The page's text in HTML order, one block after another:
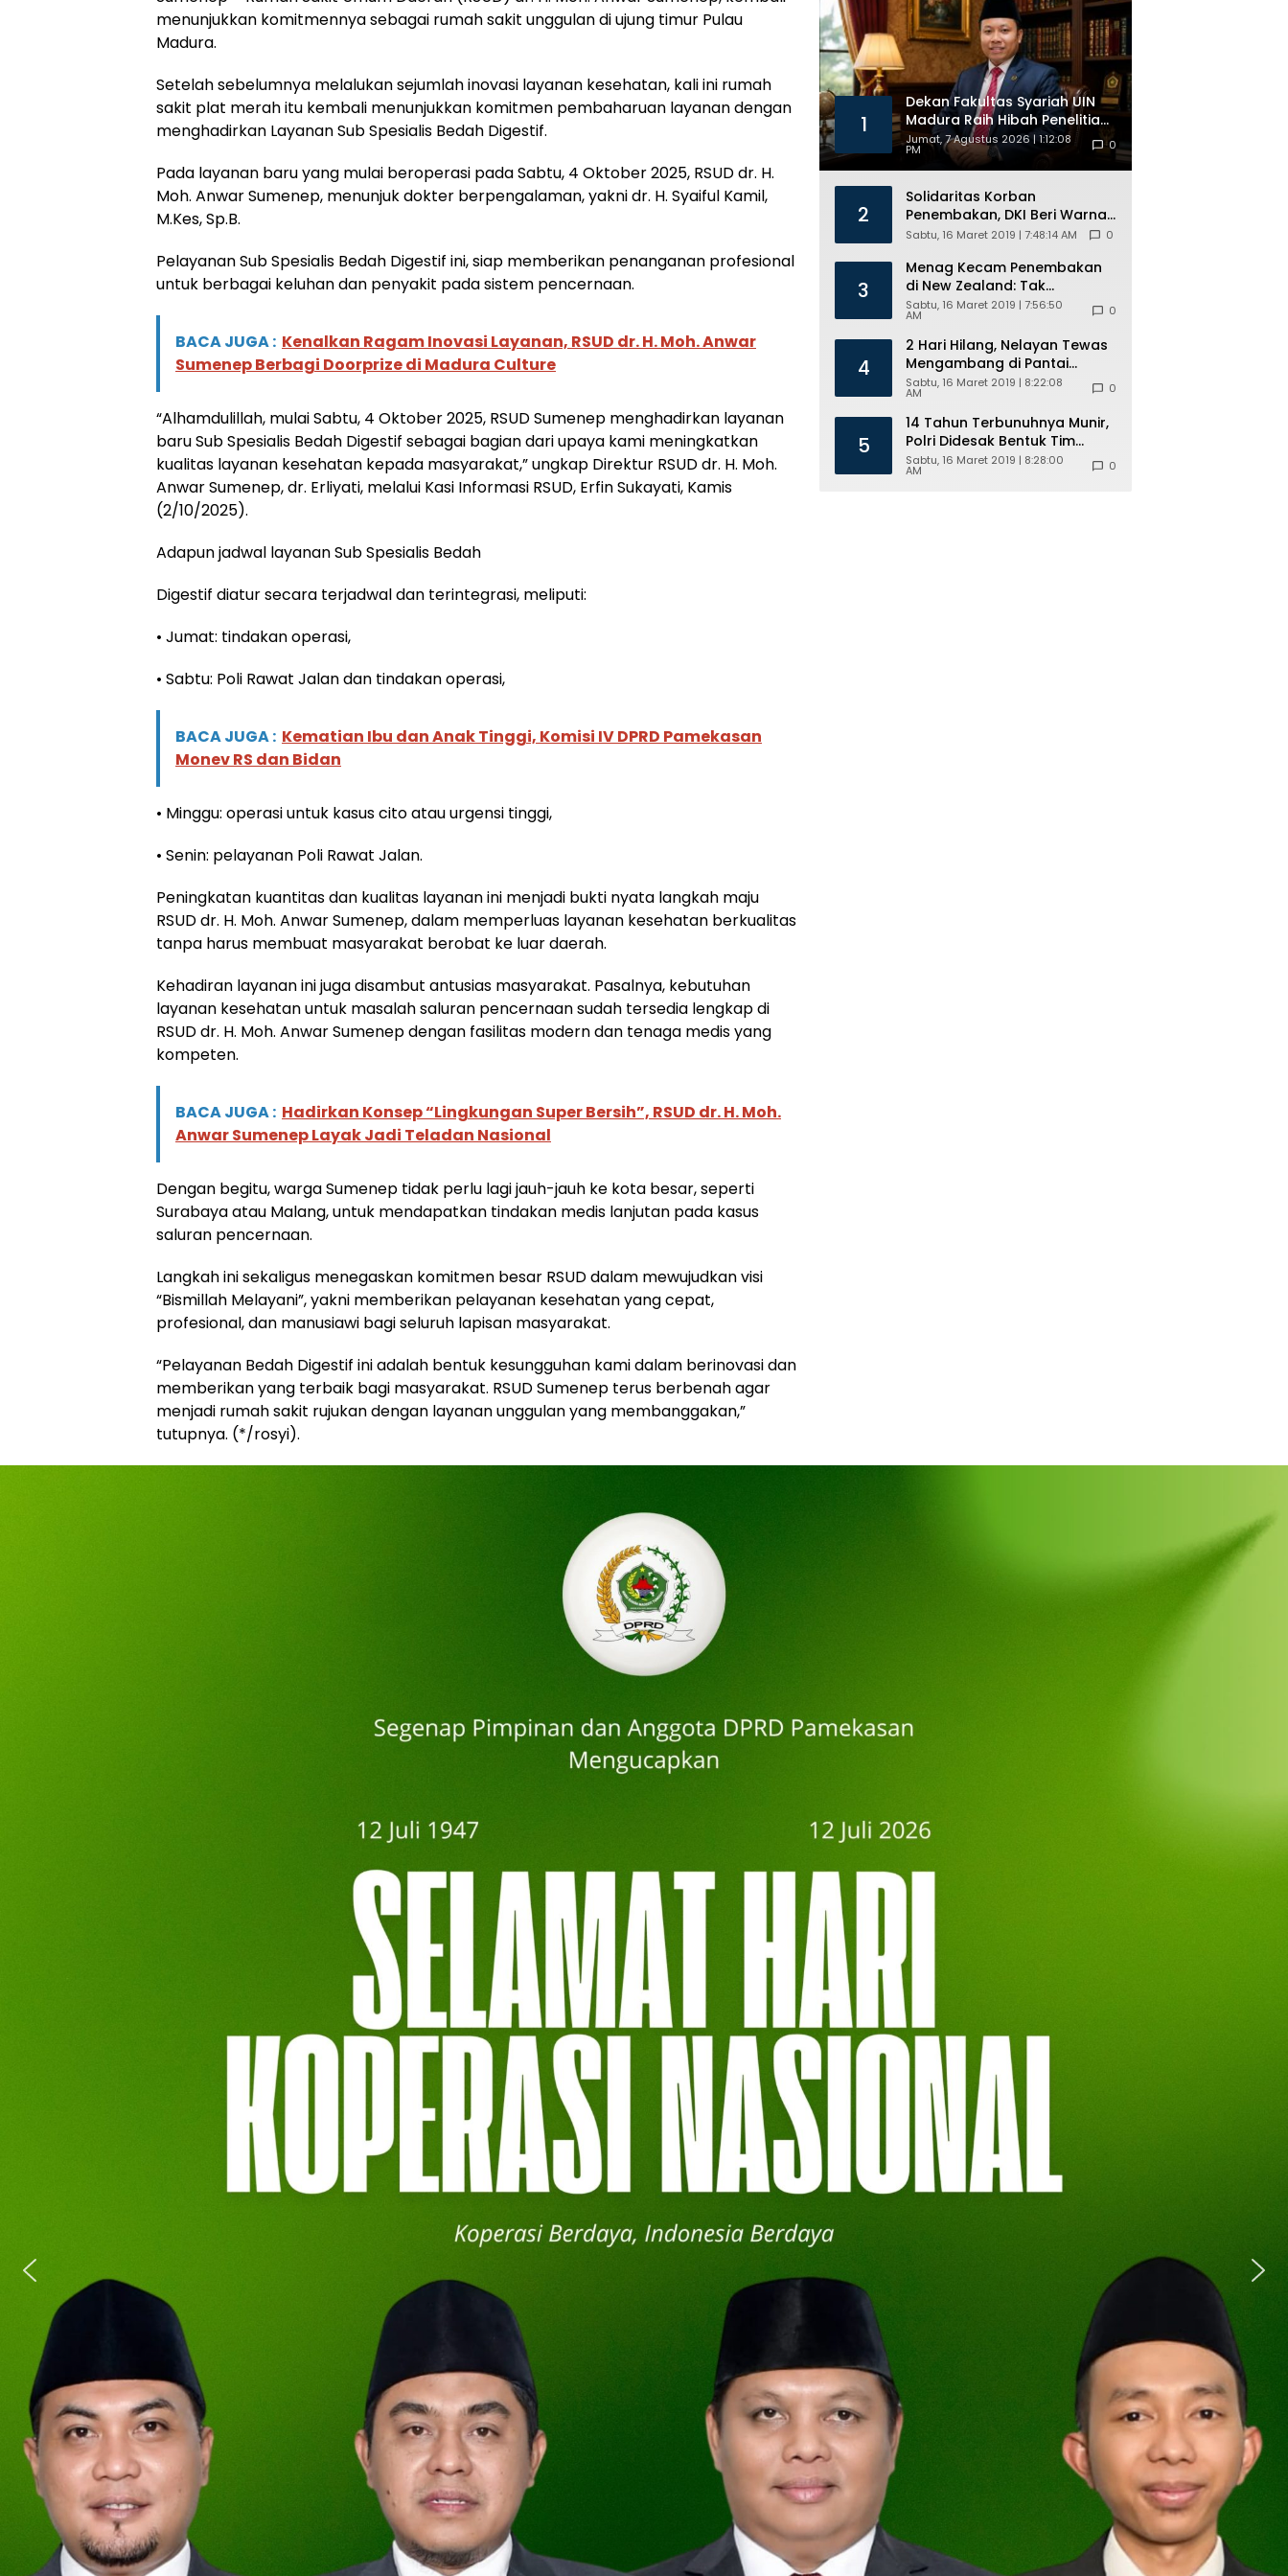
menunjukkan komitmennya sebagai rumah sakit unggulan di ujung timur Pulau
Madura.
Setelah sebelumnya melalukan sejumlah inovasi layanan kesehatan, kali ini rumah
sakit plat merah itu kembali menunjukkan komitmen pembaharuan layanan dengan
menghadirkan Layanan Sub Spesialis Bedah Digestif.
Pada layanan baru yang mulai beroperasi pada Sabtu, 4 Oktober 2025, RSUD dr. H.
Moh. Anwar Sumenep, menunjuk dokter berpengalaman, yakni dr. H. Syaiful Kamil,
M.Kes, Sp.B.
Pelayanan Sub Spesialis Bedah Digestif ini, siap memberikan penanganan profesional
untuk berbagai keluhan dan penyakit pada sistem pencernaan.
BACA JUGA : Kenalkan Ragam Inovasi Layanan, RSUD dr. H. Moh. Anwar
Sumenep Berbagi Doorprize di Madura Culture
“Alhamdulillah, mulai Sabtu, 4 Oktober 2025, RSUD Sumenep menghadirkan layanan
baru Sub Spesialis Bedah Digestif sebagai bagian dari upaya kami meningkatkan
kualitas layanan kesehatan kepada masyarakat,” ungkap Direktur RSUD dr. H. Moh.
Anwar Sumenep, dr. Erliyati, melalui Kasi Informasi RSUD, Erfin Sukayati, Kamis
(2/10/2025).
Adapun jadwal layanan Sub Spesialis Bedah
Digestif diatur secara terjadwal dan terintegrasi, meliputi:
• Jumat: tindakan operasi,
• Sabtu: Poli Rawat Jalan dan tindakan operasi,
BACA JUGA : Kematian Ibu dan Anak Tinggi, Komisi IV DPRD Pamekasan
Monev RS dan Bidan
• Minggu: operasi untuk kasus cito atau urgensi tinggi,
• Senin: pelayanan Poli Rawat Jalan.
Peningkatan kuantitas dan kualitas layanan ini menjadi bukti nyata langkah maju
RSUD dr. H. Moh. Anwar Sumenep, dalam memperluas layanan kesehatan berkualitas
tanpa harus membuat masyarakat berobat ke luar daerah.
Kehadiran layanan ini juga disambut antusias masyarakat. Pasalnya, kebutuhan
layanan kesehatan untuk masalah saluran pencernaan sudah tersedia lengkap di
RSUD dr. H. Moh. Anwar Sumenep dengan fasilitas modern dan tenaga medis yang
kompeten.
BACA JUGA : Hadirkan Konsep “Lingkungan Super Bersih”, RSUD dr. H. Moh.
Anwar Sumenep Layak Jadi Teladan Nasional
Dengan begitu, warga Sumenep tidak perlu lagi jauh-jauh ke kota besar, seperti
Surabaya atau Malang, untuk mendapatkan tindakan medis lanjutan pada kasus
saluran pencernaan.
Langkah ini sekaligus menegaskan komitmen besar RSUD dalam mewujudkan visi
“Bismillah Melayani”, yakni memberikan pelayanan kesehatan yang cepat,
profesional, dan manusiawi bagi seluruh lapisan masyarakat.
“Pelayanan Bedah Digestif ini adalah bentuk kesungguhan kami dalam berinovasi dan
memberikan yang terbaik bagi masyarakat. RSUD Sumenep terus berbenah agar
menjadi rumah sakit rujukan dengan layanan unggulan yang membanggakan,”
tutupnya. (*/rosyi).
Kuota
Beasiswa
1
Dekan Fakultas Syariah UIN
Madura Raih Hibah Penelitian
Internasional, Pikul Nama
Madura ke Kancah Global
Jumat, 7 Agustus 2026 | 1:12:08
PM 0
2
Solidaritas Korban
Penembakan, DKI Beri Warna
Bendera New Zealand di JPO
Sabtu, 16 Maret 2019 | 7:48:14 AM 0
3
Menag Kecam Penembakan
di New Zealand: Tak
Berperikemanusiaan!
Sabtu, 16 Maret 2019 | 7:56:50
AM 0
4
2 Hari Hilang, Nelayan Tewas
Mengambang di Pantai
Cipalawah Garut
Sabtu, 16 Maret 2019 | 8:22:08
AM 0
5
14 Tahun Terbunuhnya Munir,
Polri Didesak Bentuk Tim
Khusus
Sabtu, 16 Maret 2019 | 8:28:00
AM 0